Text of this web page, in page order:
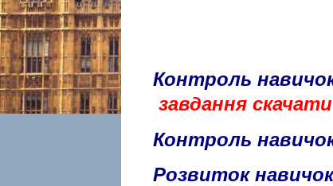
Контроль
завдання скачати
Контроль
Розвиток